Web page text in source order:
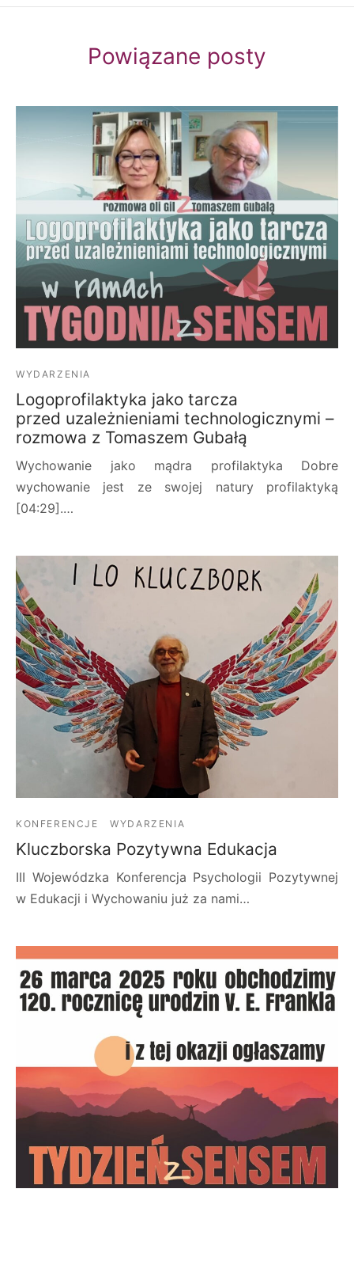
Powiązane posty
WYDARZENIA
Logoprofilaktyka jako tarcza
przed uzależnieniami technologicznymi –
rozmowa z Tomaszem Gubałą
Wychowanie jako mądra profilaktyka Dobre
wychowanie jest ze swojej natury profilaktyką
[04:29].…
KONFERENCJE WYDARZENIA
Kluczborska Pozytywna Edukacja
III Wojewódzka Konferencja Psychologii Pozytywnej
w Edukacji i Wychowaniu już za nami…